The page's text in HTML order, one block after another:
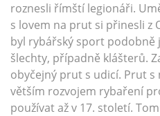
roznesli římští legionáři.
s lovem na prut si přinesli z
byl rybářský sport podobně
šlechty, případně klášterů.
obyčejný prut s udicí. Prut s
větším rozvojem rybaření
používat až v 17. století.